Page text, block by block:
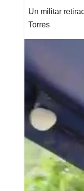
Un militar
Torres